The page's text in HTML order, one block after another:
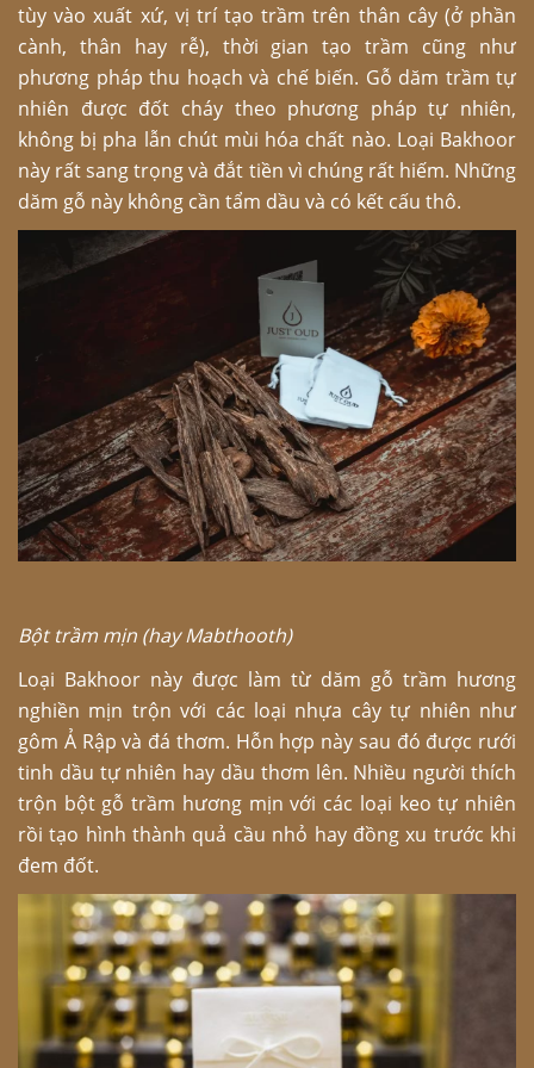
tùy vào xuất xứ, vị trí tạo trầm trên thân cây (ở phần
cành, thân hay rễ), thời gian tạo trầm cũng như
phương pháp thu hoạch và chế biến. Gỗ dăm trầm tự
nhiên được đốt cháy theo phương pháp tự nhiên,
không bị pha lẫn chút mùi hóa chất nào. Loại Bakhoor
này rất sang trọng và đắt tiền vì chúng rất hiếm. Những
dăm gỗ này không cần tẩm dầu và có kết cấu thô.
Bột trầm mịn (hay Mabthooth)
Loại Bakhoor này được làm từ dăm gỗ trầm hương
nghiền mịn trộn với các loại nhựa cây tự nhiên như
gôm Ả Rập và đá thơm. Hỗn hợp này sau đó được rưới
tinh dầu tự nhiên hay dầu thơm lên. Nhiều người thích
trộn bột gỗ trầm hương mịn với các loại keo tự nhiên
rồi tạo hình thành quả cầu nhỏ hay đồng xu trước khi
đem đốt.